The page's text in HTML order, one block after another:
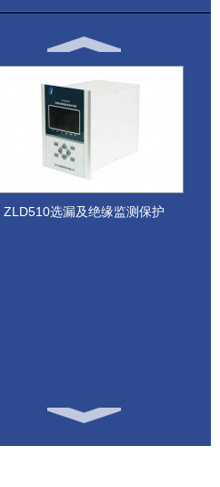
ZLD510选漏及绝缘监测保护